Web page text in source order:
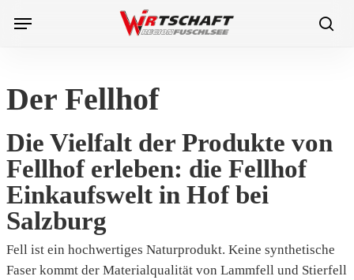
Menu
Der Fellhof
Die Vielfalt der Produkte von
Fellhof erleben: die Fellhof
Einkaufswelt in Hof bei
Salzburg
Fell ist ein hochwertiges Naturprodukt. Keine synthetische
Faser kommt der Materialqualität von Lammfell und Stierfell